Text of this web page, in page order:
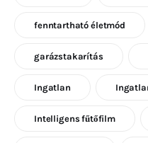
fenntartható életmód
garázstakarítás
Ingatlan
Intelligens fűtőfilm